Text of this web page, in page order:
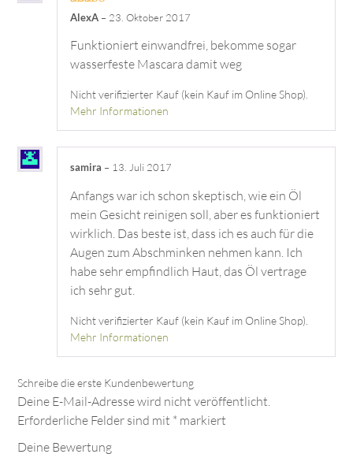
Bewertet mit
AlexA – 23. Oktober 2017
Funktioniert einwandfrei, bekomme sogar
wasserfeste Mascara damit weg
Nicht verifizierter Kauf (kein Kauf im Online Shop).
Mehr Informationen
samira – 13. Juli 2017
Anfangs war ich schon skeptisch, wie ein Öl
mein Gesicht reinigen soll, aber es funktioniert
wirklich. Das beste ist, dass ich es auch für die
Augen zum Abschminken nehmen kann. Ich
habe sehr empfindlich Haut, das Öl vertrage
ich sehr gut.
Nicht verifizierter Kauf (kein Kauf im Online Shop).
Mehr Informationen
Deine E-Mail-Adresse wird nicht veröffentlicht.
Erforderliche Felder sind mit * markiert
Deine Bewertung